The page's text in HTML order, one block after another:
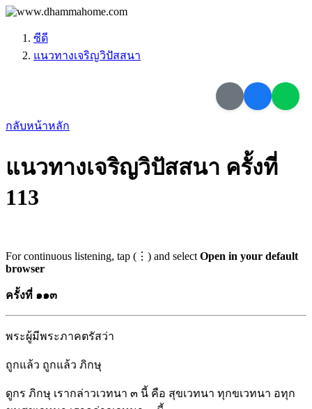
ซีดี
แนวทางเจริญวิปัสสนา
กลับหน้าหลัก
แนวทางเจริญวิปัสสนา ครั้งที่
113
For continuous listening, tap (⋮) and select Open in your default
browser
ครั้งที่ ๑๑๓
พระผู้มีพระภาคตรัสว่า
ถูกแล้ว ถูกแล้ว ภิกษุ
ดูกร ภิกษุ เรากล่าวเวทนา ๓ นี้ คือ สุขเวทนา ทุกขเวทนา อทุก